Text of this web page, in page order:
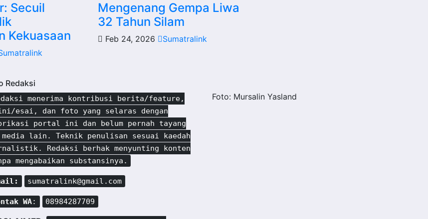
Secuil
Kekuasaan
Mengenang Gempa Liwa
32 Tahun Silam
Feb 24, 2026 Sumatralink
Redaksi
menerima kontribusi berita/feature,
esai, dan foto yang selaras dengan
portal ini dan belum pernah tayang
lain. Teknik penulisan sesuai kaedah
Redaksi berhak menyunting konten
mengabaikan substansinya.
sumatralink@gmail.com
WA: 08984287709
Foto: Mursalin Yasland